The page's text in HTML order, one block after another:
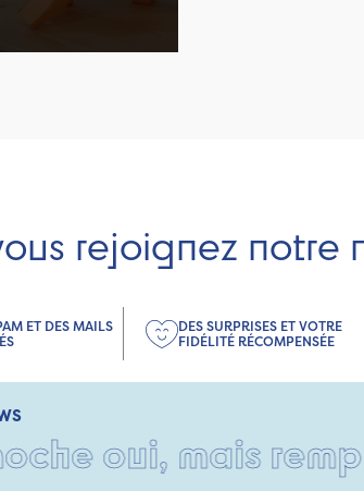
rejoignez notre
ET DES MAILS
DES SURPRISES ET VOTRE
FIDÉLITÉ RÉCOMPENSÉE
mais rempli